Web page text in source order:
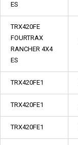
ES
TRX420FE
FOURTRAX
RANCHER 4X4
ES
TRX420FE1
TRX420FE1
TRX420FE1